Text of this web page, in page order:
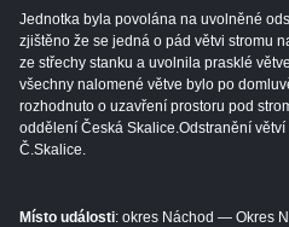
Jednotka byla povolána na uvolněné
zjištěno že se jedná o pád větvi stromu
ze střechy stanku a uvolnila prasklé
všechny nalomené větve bylo po
rozhodnuto o uzavření prostoru pod
oddělení Česká Skalice.Odstranění
Č.Skalice.
Místo události: okres Náchod — Okres